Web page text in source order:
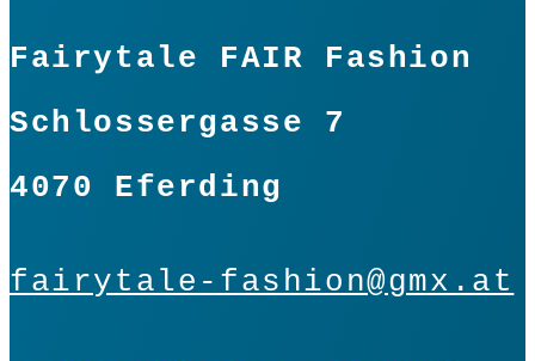
Fairytale FAIR Fashion
Schlossergasse 7
4070 Eferding
fairytale-fashion@gmx.at